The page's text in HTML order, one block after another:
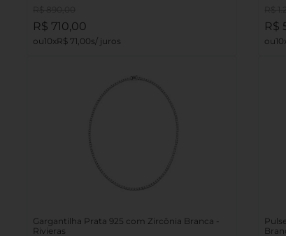
R$ 710,00
10 R$ 71 00
R$
10
Gargantilha Prata 925 com Zircônia Branca -
Rivieras